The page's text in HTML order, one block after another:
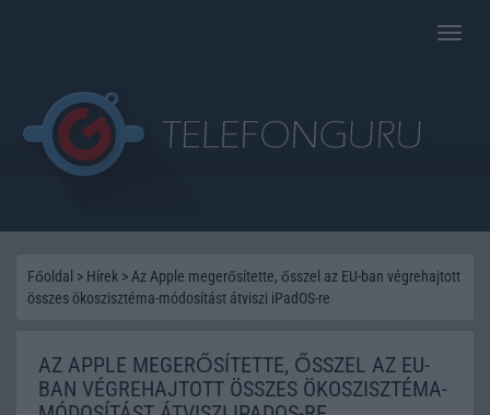
Toggle
Főoldal > Hírek > Az Apple megerősítette, ősszel az EU-ban végrehajtott
összes ökoszisztéma-módosítást átviszi iPadOS-re
AZ APPLE MEGERŐSÍTETTE, ŐSSZEL AZ EU-
BAN VÉGREHAJTOTT ÖSSZES ÖKOSZISZTÉMA-